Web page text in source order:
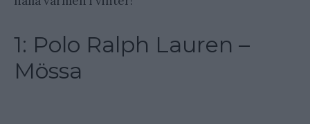
1: Polo Ralph Lauren –
Mössa